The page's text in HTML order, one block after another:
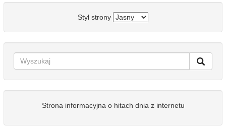
Styl strony
Strona informacyjna o hitach dnia z internetu